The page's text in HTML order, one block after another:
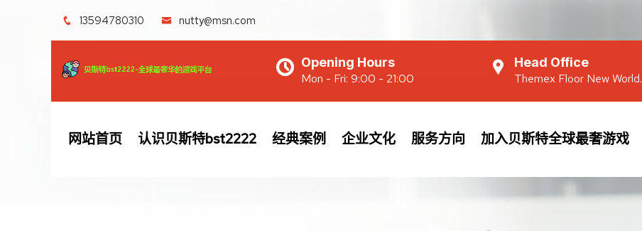
13594780310 nutty@msn.com
Opening Hours
Mon - Fri: 9:00 - 21:00
Head Office
Themex Floor New World.
网站首页 认识贝斯特bst2222 经典案例 企业文化 服务方向 加入贝斯特全球最奢游戏